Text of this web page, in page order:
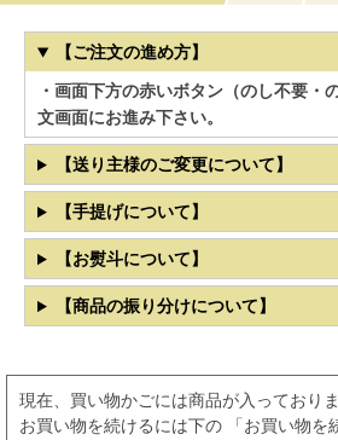
【ご注文の進め方】
・画面下方の赤いボタン（のし不要・
文画面にお進み下さい。
【送り主様のご変更について】
【手提げについて】
【お熨斗について】
【商品の振り分けについて】
現在、買い物かごには商品が入っておりま
お買い物を続けるには下の 「お買い物を